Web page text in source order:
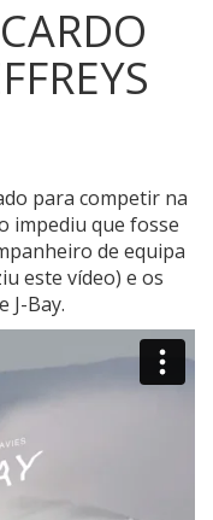
para competir na
impediu que fosse
de equipa
este vídeo) e os
J-Bay.